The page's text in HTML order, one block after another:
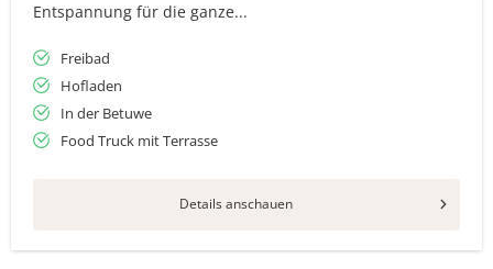
Entspannung für die ganze...
Freibad
Hofladen
In der Betuwe
Food Truck mit Terrasse
Details anschauen
Vielen Dank für das Abonnieren unseres Newsletters.